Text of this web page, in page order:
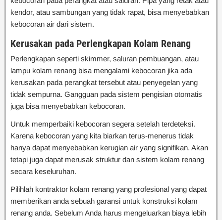
kendor, atau sambungan yang tidak rapat, bisa menyebabkan
kebocoran air dari sistem.
Kerusakan pada Perlengkapan Kolam Renang
Perlengkapan seperti skimmer, saluran pembuangan, atau
lampu kolam renang bisa mengalami kebocoran jika ada
kerusakan pada perangkat tersebut atau penyegelan yang
tidak sempurna. Gangguan pada sistem pengisian otomatis
juga bisa menyebabkan kebocoran.
Untuk memperbaiki kebocoran segera setelah terdeteksi.
Karena kebocoran yang kita biarkan terus-menerus tidak
hanya dapat menyebabkan kerugian air yang signifikan. Akan
tetapi juga dapat merusak struktur dan sistem kolam renang
secara keseluruhan.
Pilihlah kontraktor kolam renang yang profesional yang dapat
memberikan anda sebuah garansi untuk konstruksi kolam
renang anda. Sebelum Anda harus mengeluarkan biaya lebih